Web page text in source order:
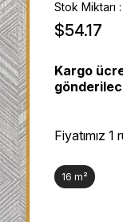
Stok Miktarı :
$54.17
Kargo
Fiyatımız
16 m²